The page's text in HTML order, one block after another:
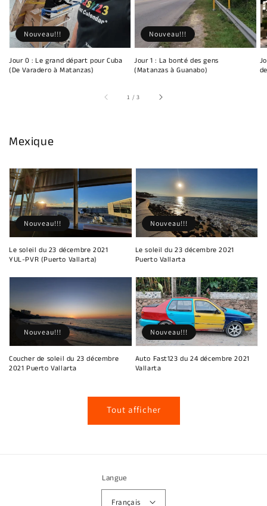
Jour 0 : Le grand départ pour Cuba
(De Varadero à Matanzas)
Nouveau!!!
Jour 1 : La bonté des gens
(Matanzas à Guanabo)
Nouveau!!!
1 /sur
3
Mexique
Le soleil du 23 décembre 2021
YUL-PVR (Puerto Vallarta)
Nouveau!!!
Le soleil du 23 décembre 2021
Puerto Vallarta
Nouveau!!!
Coucher de soleil du 23 décembre
2021 Puerto Vallarta
Nouveau!!!
Auto Fast123 du 24 décembre 2021
Vallarta
Nouveau!!!
Tout afficher
Langue
Français